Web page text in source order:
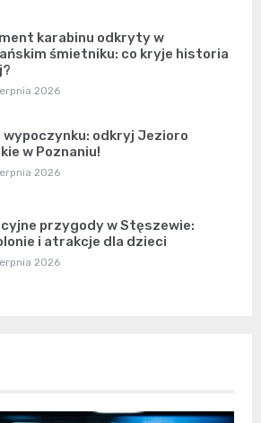
karabinu odkryty w
śmietniku: co kryje historia
2026
wypoczynku: odkryj Jezioro
w Poznaniu!
2026
przygody w Stęszewie:
i atrakcje dla dzieci
2026